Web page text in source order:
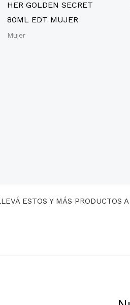
HER GOLDEN SECRET
80ML EDT MUJER
Mujer
ESTOS Y MÁS PRODUCTOS